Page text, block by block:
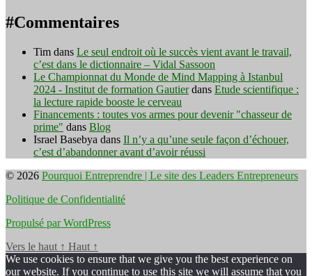
#Commentaires
Tim dans Le seul endroit où le succès vient avant le travail,
c’est dans le dictionnaire – Vidal Sassoon
Le Championnat du Monde de Mind Mapping à Istanbul
2024 - Institut de formation Gautierdans Etude scientifique :
la lecture rapide booste le cerveau
Financements : toutes vos armes pour devenir "chasseur de
prime" dans Blog
Israel Basebya dans Il n’y a qu’une seule façon d’échouer,
c’est d’abandonner avant d’avoir réussi
© 2026 Pourquoi Entreprendre | Le site des Leaders Entrepreneurs
Politique de Confidentialité
Propulsé par WordPress
Vers le haut ↑ Haut ↑
We use cookies to ensure that we give you the best experience on
our website. If you continue to use this site we will assume that you